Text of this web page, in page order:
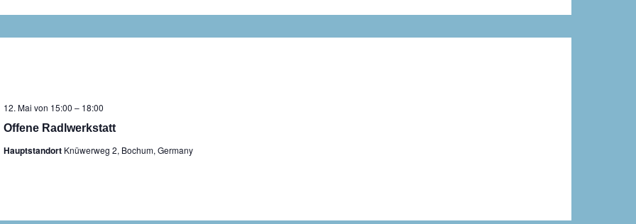
Offene Radlwerkstatt
12. Mai von 15:00 – 18:00
Hauptstandort Knüwerweg 2, Bochum, Germany